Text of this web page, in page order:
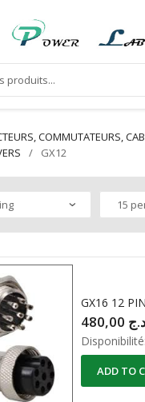
COMMUTATEURS,
GX12
Disponibilité:
ADD TO